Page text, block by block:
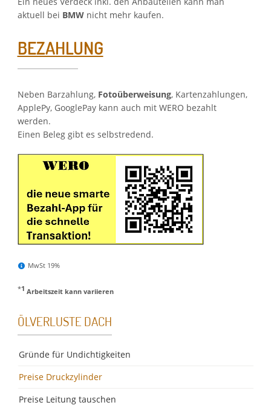
aktuell bei BMW nicht mehr kaufen.
BEZAHLUNG
Neben Barzahlung, Fotoüberweisung, Kartenzahlungen,
ApplePy, GooglePay kann auch mit WERO bezahlt
werden.
Einen Beleg gibt es selbstredend.
MwSt 19%
*1 Arbeitszeit kann variieren
ÖLVERLUSTE DACH
Gründe für Undichtigkeiten
Preise Druckzylinder
Preise Leitung tauschen